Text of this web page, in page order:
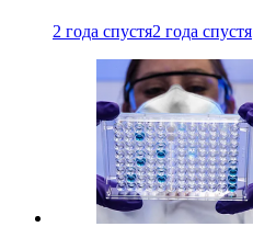
2 года спустя2 года спустя